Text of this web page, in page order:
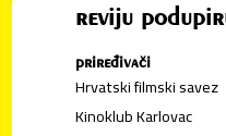
reviju
priređivači
Hrvatski filmski savez
Kinoklub Karlovac